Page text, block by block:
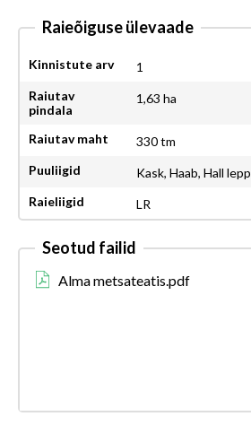
Raieõiguse ülevaade
Kinnistute arv
1
Raiutav
pindala
1,63 ha
Raiutav maht
330 tm
Puuliigid
Kask, Haab, Hall lepp
Raieliigid
LR
Seotud failid
Alma metsateatis.pdf